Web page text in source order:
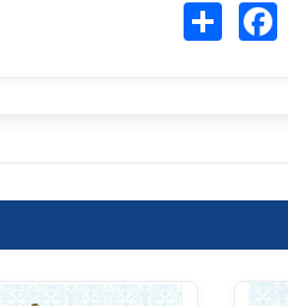
انشر